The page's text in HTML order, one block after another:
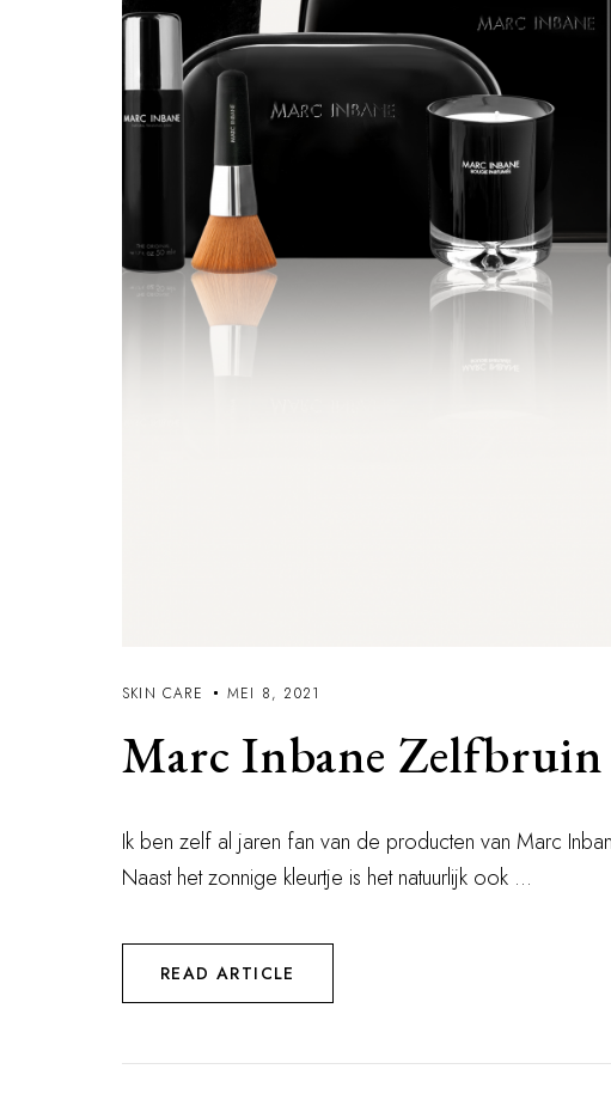
SKIN CARE MEI 8, 2021
Marc Inbane
Ik ben zelf al jaren fan van de producten van Marc
Naast het zonnige kleurtje is het natuurlijk ook ...
READ ARTICLE